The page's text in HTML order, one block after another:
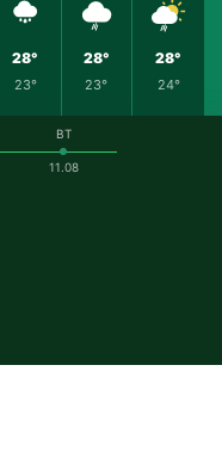
28°
23°
28°
23°
28°
24°
ВТ
11.08